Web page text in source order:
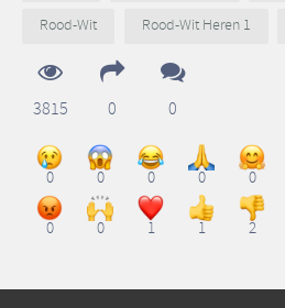
Rood-Wit
Rood-Wit Heren 1
3815 0 0
0 0 0 0 0
0 0 1 1 2